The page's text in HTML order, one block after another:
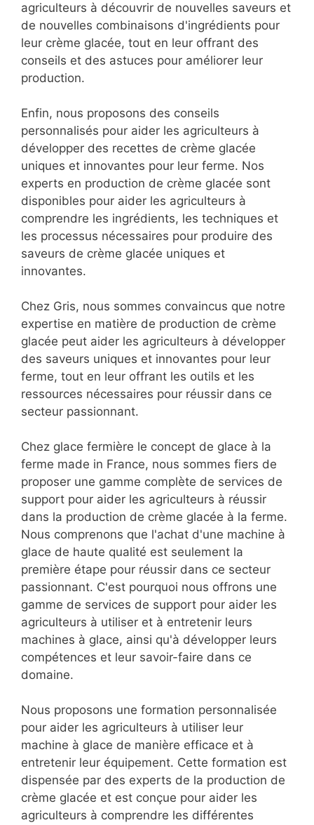
agriculteurs à découvrir de nouvelles saveurs et
de nouvelles combinaisons d'ingrédients pour
leur crème glacée, tout en leur offrant des
conseils et des astuces pour améliorer leur
production.
Enfin, nous proposons des conseils
personnalisés pour aider les agriculteurs à
développer des recettes de crème glacée
uniques et innovantes pour leur ferme. Nos
experts en production de crème glacée sont
disponibles pour aider les agriculteurs à
comprendre les ingrédients, les techniques et
les processus nécessaires pour produire des
saveurs de crème glacée uniques et
innovantes.
Chez Gris, nous sommes convaincus que notre
expertise en matière de production de crème
glacée peut aider les agriculteurs à développer
des saveurs uniques et innovantes pour leur
ferme, tout en leur offrant les outils et les
ressources nécessaires pour réussir dans ce
secteur passionnant.
Chez glace fermière le concept de glace à la
ferme made in France, nous sommes fiers de
proposer une gamme complète de services de
support pour aider les agriculteurs à réussir
dans la production de crème glacée à la ferme.
Nous comprenons que l'achat d'une machine à
glace de haute qualité est seulement la
première étape pour réussir dans ce secteur
passionnant. C'est pourquoi nous offrons une
gamme de services de support pour aider les
agriculteurs à utiliser et à entretenir leurs
machines à glace, ainsi qu'à développer leurs
compétences et leur savoir-faire dans ce
domaine.
Nous proposons une formation personnalisée
pour aider les agriculteurs à utiliser leur
machine à glace de manière efficace et à
entretenir leur équipement. Cette formation est
dispensée par des experts de la production de
crème glacée et est conçue pour aider les
agriculteurs à comprendre les différentes